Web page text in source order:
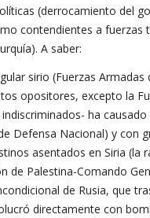
(derrocamiento del
contendientes a
A saber:
sirio (Fuerzas
opositores, excepto la
ha
Defensa Nacional) y con
asentados en Siria (la
de Palestina-Comando
de Rusia, que
directamente con